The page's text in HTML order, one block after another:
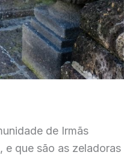
de Irmãs
e que são as zeladoras